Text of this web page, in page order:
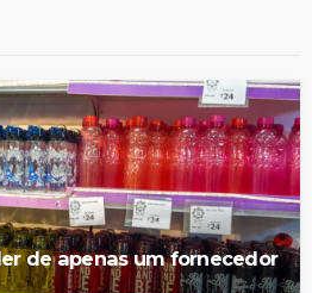
de apenas um fornecedor